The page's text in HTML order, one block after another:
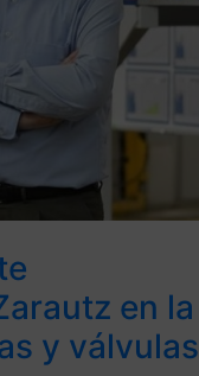
en la
y válvulas